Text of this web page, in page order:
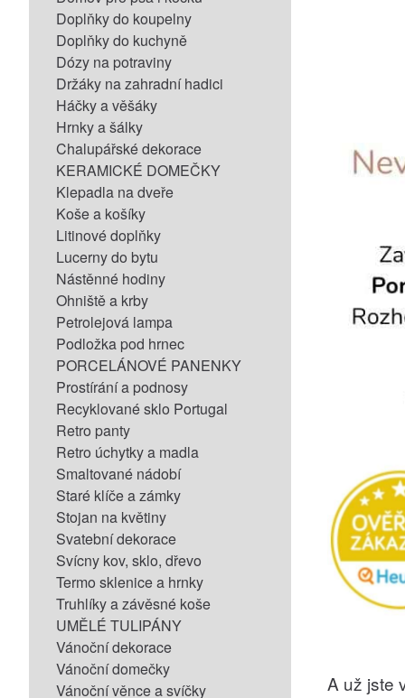
Doplňky do koupelny
Doplňky do kuchyně
Dózy na potraviny
Držáky na zahradní hadici
Háčky a věšáky
Hrnky a šálky
Chalupářské dekorace
KERAMICKÉ DOMEČKY
Klepadla na dveře
Koše a košíky
Litinové doplňky
Lucerny do bytu
Nástěnné hodiny
Ohniště a krby
Petrolejová lampa
Podložka pod hrnec
PORCELÁNOVÉ PANENKY
Prostírání a podnosy
Recyklované sklo Portugal
Retro panty
Retro úchytky a madla
Smaltované nádobí
Staré klíče a zámky
Stojan na květiny
Svatební dekorace
Svícny kov, sklo, dřevo
Termo sklenice a hrnky
Truhlíky a závěsné koše
UMĚLÉ TULIPÁNY
Vánoční dekorace
Vánoční domečky
Vánoční věnce a svíčky
A už jste